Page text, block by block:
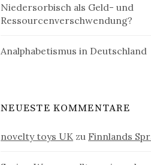
Niedersorbisch als Geld- und
Ressourcenverschwendung?
Analphabetismus in Deutschland
NEUESTE KOMMENTARE
novelty toys UK zu Finnlands